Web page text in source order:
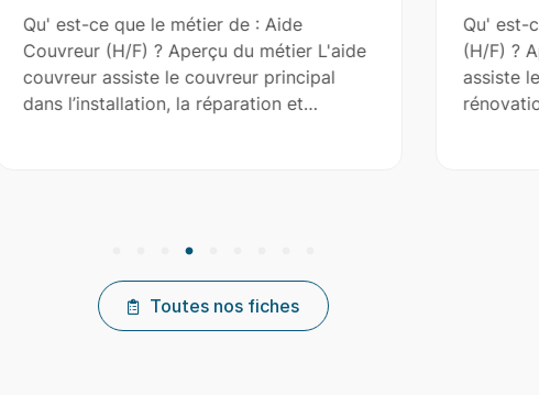
Qu' est-ce que le métier de : Aide-maçon
(H/F) ? Aperçu du métier L'aide-maçon
assiste le maçon dans la construction, la
rénovation et l'entretien de…
Toutes nos fiches